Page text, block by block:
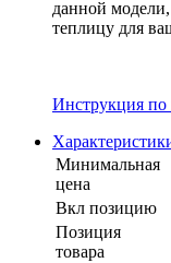
данной
теплицу для
Инструкция
Минимальная
цена
Вкл позицию
Позиция
товара